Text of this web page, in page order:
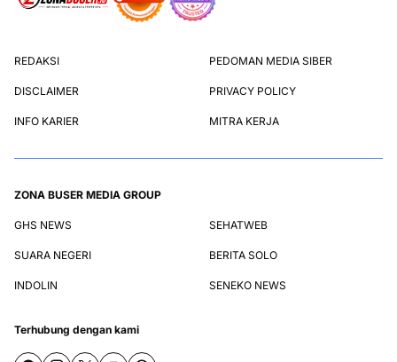
REDAKSI PEDOMAN MEDIA SIBER
DISCLAIMER PRIVACY POLICY
INFO KARIER MITRA KERJA
ZONA BUSER MEDIA GROUP
GHS NEWS SEHATWEB
SUARA NEGERI BERITA SOLO
INDOLIN SENEKO NEWS
Terhubung dengan kami